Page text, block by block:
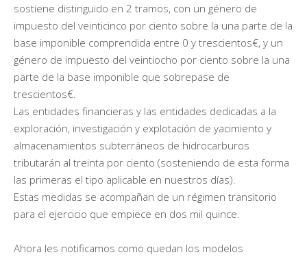
sostiene distinguido en 2 tramos, con un género de
impuesto del veinticinco por ciento sobre la una parte de la
base imponible comprendida entre 0 y trescientos€, y un
género de impuesto del veintiocho por ciento sobre la una
parte de la base imponible que sobrepase de
trescientos€.
Las entidades financieras y las entidades dedicadas a la
exploración, investigación y explotación de yacimiento y
almacenamientos subterráneos de hidrocarburos
tributarán al treinta por ciento (sosteniendo de esta forma
las primeras el tipo aplicable en nuestros días).
Estas medidas se acompañan de un régimen transitorio
para el ejercicio que empiece en dos mil quince.
Ahora les notificamos como quedan los modelos